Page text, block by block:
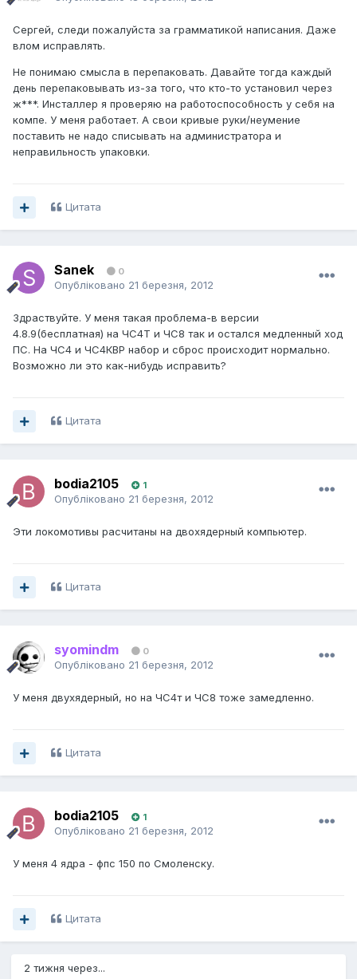
Сергей, следи пожалуйста за грамматикой написания. Даже
влом исправлять.
Не понимаю смысла в перепаковать. Давайте тогда каждый
день перепаковывать из-за того, что кто-то установил через
ж***. Инсталлер я проверяю на работоспособность у себя на
компе. У меня работает. А свои кривые руки/неумение
поставить не надо списывать на администратора и
неправильность упаковки.
Цитата
Sanek 0
Опубліковано 21 березня, 2012
Здраствуйте. У меня такая проблема-в версии
4.8.9(бесплатная) на ЧС4Т и ЧС8 так и остался медленный ход
ПС. На ЧС4 и ЧС4КВР набор и сброс происходит нормально.
Возможно ли это как-нибудь исправить?
Цитата
bodia2105 1
Опубліковано 21 березня, 2012
Эти локомотивы расчитаны на двохядерный компьютер.
Цитата
syomindm 0
Опубліковано 21 березня, 2012
У меня двухядерный, но на ЧС4т и ЧС8 тоже замедленно.
Цитата
bodia2105 1
Опубліковано 21 березня, 2012
У меня 4 ядра - фпс 150 по Смоленску.
Цитата
2 тижня через...